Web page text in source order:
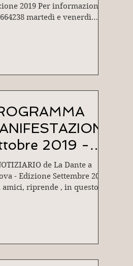
2019 Per informazioni:
martedì e venerdì
2019 -
2020
de La Dante a
- Edizione Settembre 2019
amici, riprende , in questo